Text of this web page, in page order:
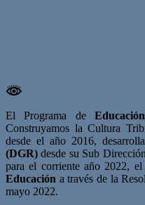
El Programa de
Construyamos la Cultura
desde el año 2016,
(DGR) desde su Sub
para el corriente año 2022,
Educación a través de la
mayo 2022.